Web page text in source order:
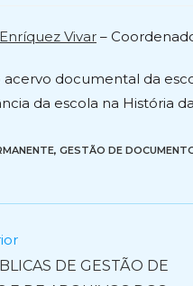
Vivar –
acervo documental da
da escola na História da
, GESTÃO DE
DE GESTÃO DE